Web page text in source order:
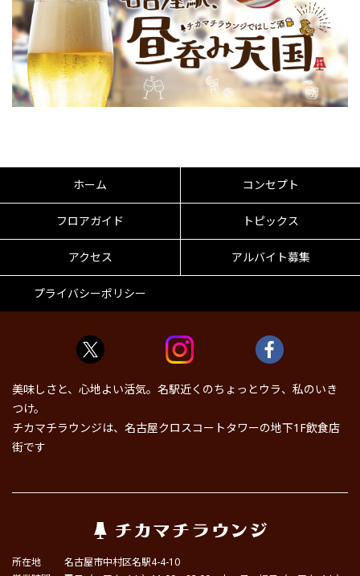
ホーム コンセプト
フロアガイド トピックス
アクセス アルバイト募集
プライバシーポリシー
美味しさと、心地よい活気。名駅近くのちょっとウラ、私のいき
つけ。
チカマチラウンジは、名古屋クロスコートタワーの地下1F飲食店
街です
所在地
名古屋市中村区名駅4-4-10